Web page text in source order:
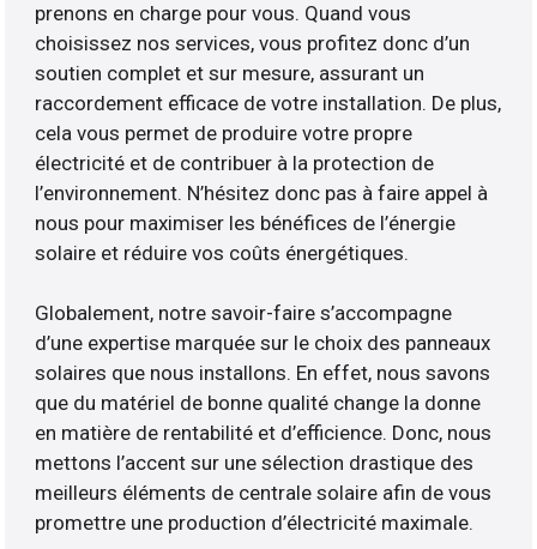
prenons en charge pour vous. Quand vous
choisissez nos services, vous profitez donc d’un
soutien complet et sur mesure, assurant un
raccordement efficace de votre installation. De plus,
cela vous permet de produire votre propre
électricité et de contribuer à la protection de
l’environnement. N’hésitez donc pas à faire appel à
nous pour maximiser les bénéfices de l’énergie
solaire et réduire vos coûts énergétiques.
Globalement, notre savoir-faire s’accompagne
d’une expertise marquée sur le choix des panneaux
solaires que nous installons. En effet, nous savons
que du matériel de bonne qualité change la donne
en matière de rentabilité et d’efficience. Donc, nous
mettons l’accent sur une sélection drastique des
meilleurs éléments de centrale solaire afin de vous
promettre une production d’électricité maximale.